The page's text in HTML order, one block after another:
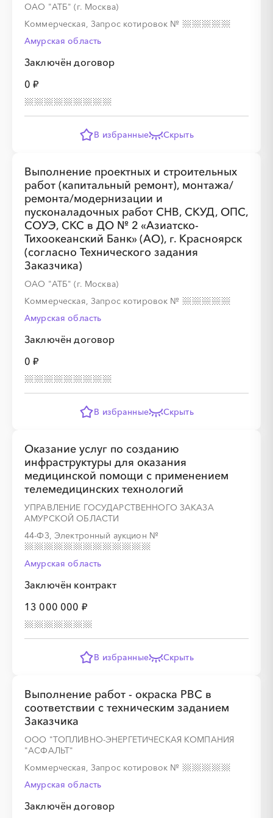
ОАО "АТБ" (г. Москва)
Коммерческая, Запрос котировок №
Амурская область
Заключён договор
0 ₽
В избранные Скрыть
Выполнение проектных и строительных
работ (капитальный ремонт), монтажа/
ремонта/модернизации и
пусконаладочных работ СНВ, СКУД, ОПС,
СОУЭ, СКС в ДО № 2 «Азиатско-
Тихоокеанский Банк» (АО), г. Красноярск
(согласно Технического задания
Заказчика)
ОАО "АТБ" (г. Москва)
Коммерческая, Запрос котировок №
Амурская область
Заключён договор
0 ₽
В избранные Скрыть
Оказание услуг по созданию
инфраструктуры для оказания
медицинской помощи с применением
телемедицинских технологий
УПРАВЛЕНИЕ ГОСУДАРСТВЕННОГО ЗАКАЗА
АМУРСКОЙ ОБЛАСТИ
44-ФЗ, Электронный аукцион №
Амурская область
Заключён контракт
13 000 000 ₽
В избранные Скрыть
Выполнение работ - окраска РВС в
соответствии с техническим заданием
Заказчика
ООО "ТОПЛИВНО-ЭНЕРГЕТИЧЕСКАЯ КОМПАНИЯ
"АСФАЛЬТ"
Коммерческая, Запрос котировок №
Амурская область
Заключён договор
░░░░░░░░ ░░░ ░
░
░
░
░
░
░
░
░
░
░
░
░
░
░░░░
░
░
░
░
░
░
░
░
░
░
░
░
░
░░ ░
░░░░░░░░░░░░
░
░
░
░
░
░
░
░
░
░
░
░
░
░